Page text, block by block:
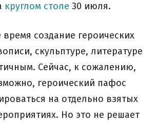
круглом столе 30 июля.
создание героических
скульптуре, литературе
Сейчас, к сожалению,
героический пафос
на отдельно взятых
Но это не решает